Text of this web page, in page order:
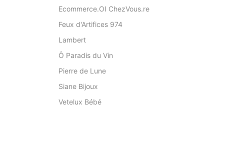
Ecommerce.OI ChezVous.re
Feux d'Artifices 974
Lambert
Ô Paradis du Vin
Pierre de Lune
Siane Bijoux
Vetelux Bébé